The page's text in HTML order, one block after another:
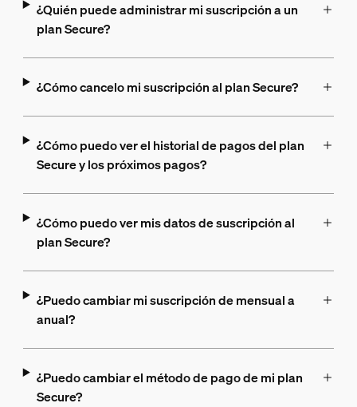
¿Quién puede administrar mi suscripción a un
plan Secure?
¿Cómo cancelo mi suscripción al plan Secure?
¿Cómo puedo ver el historial de pagos del plan
Secure y los próximos pagos?
¿Cómo puedo ver mis datos de suscripción al
plan Secure?
¿Puedo cambiar mi suscripción de mensual a
anual?
¿Puedo cambiar el método de pago de mi plan
Secure?